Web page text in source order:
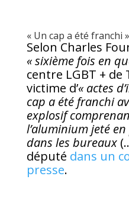
« Un cap a été franchi »
Selon Charles
« sixième fois en
centre LGBT +
victime d’« actes
cap a été franchi
explosif
l’aluminium jeté
dans les bureaux
député dans un
presse.